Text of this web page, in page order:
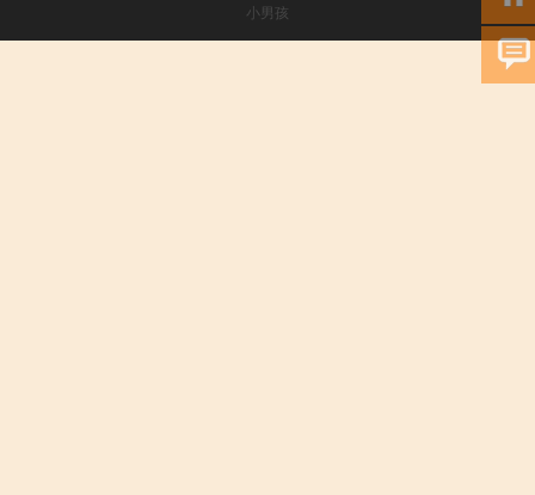
小男孩